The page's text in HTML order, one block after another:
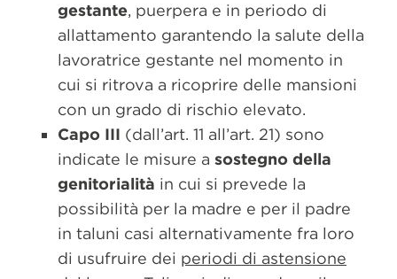
gestante, puerpera e in periodo di
allattamento garantendo la salute della
lavoratrice gestante nel momento in
cui si ritrova a ricoprire delle mansioni
con un grado di rischio elevato.
Capo III (dall’art. 11 all’art. 21) sono
indicate le misure a sostegno della
genitorialità in cui si prevede la
possibilità per la madre e per il padre
in taluni casi alternativamente fra loro
di usufruire dei periodi di astensione